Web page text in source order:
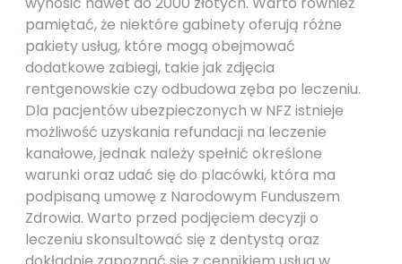
pamiętać, że niektóre gabinety oferują różne
pakiety usług, które mogą obejmować
dodatkowe zabiegi, takie jak zdjęcia
rentgenowskie czy odbudowa zęba po leczeniu.
Dla pacjentów ubezpieczonych w NFZ istnieje
możliwość uzyskania refundacji na leczenie
kanałowe, jednak należy spełnić określone
warunki oraz udać się do placówki, która ma
podpisaną umowę z Narodowym Funduszem
Zdrowia. Warto przed podjęciem decyzji o
leczeniu skonsultować się z dentystą oraz